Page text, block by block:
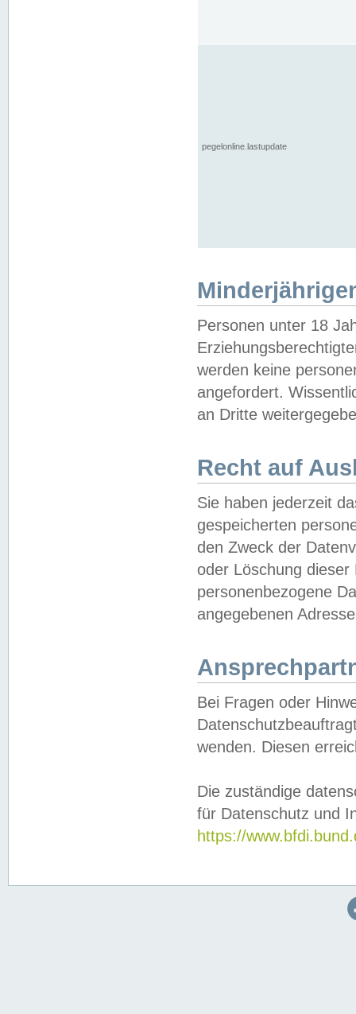
pegelonline.lastupdate
Personen unter 18
werden keine
angefordert.
an Dritte
Recht auf
Sie haben jederzeit
gespeicherten
den Zweck der
oder Löschung
personenbezogene
angegebenen
Bei Fragen oder
wenden. Diesen
Die zuständige
für Datenschutz und
https://